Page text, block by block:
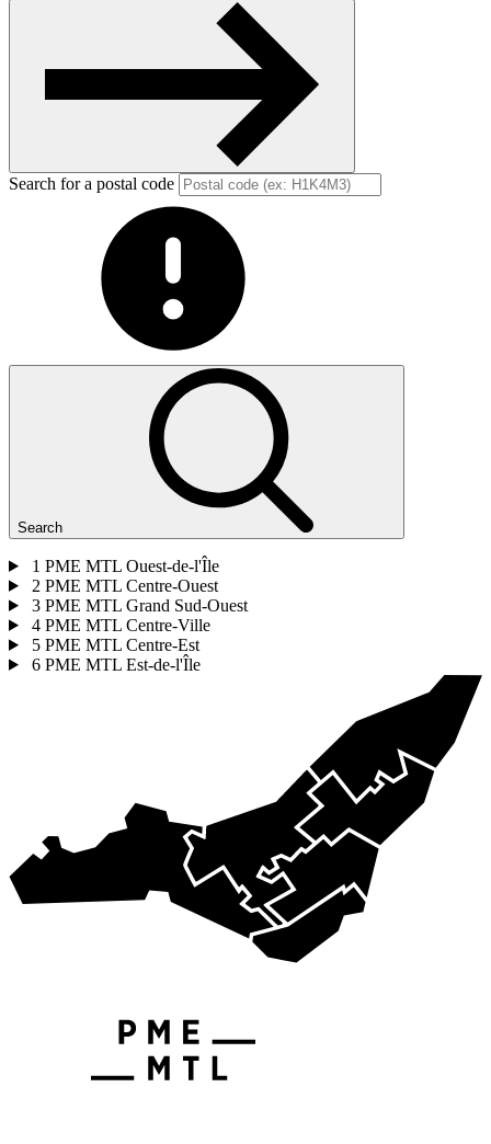
Search for a postal code
Search
1 PME MTL Ouest-de-l'Île
2 PME MTL Centre-Ouest
3 PME MTL Grand Sud-Ouest
4 PME MTL Centre-Ville
5 PME MTL Centre-Est
6 PME MTL Est-de-l'Île